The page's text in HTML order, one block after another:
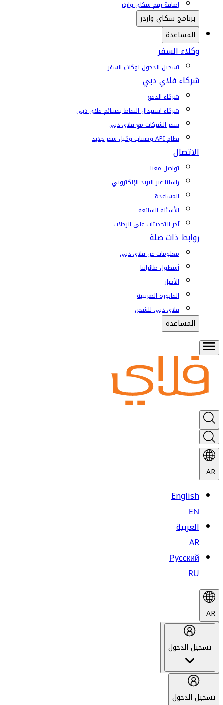
إضافة رقم سكاي واردز
برنامج سكاي واردز
المساعدة
وكلاء السفر
تسجيل الدخول لوكلاء السفر
شركاء فلاي دبي
شركاء الدفع
شركاء استبدال النقاط بقسائم فلاي دبي
سفر الشركات مع فلاي دبي
نظام API وحساب وكيل سفر جديد
الاتصال
تواصل معنا
راسلنا عبر البريد الإلكتروني
المساعدة
الأسئلة الشائعة
آخر التحديثات على الرحلات
روابط ذات صلة
معلومات عن فلاي دبي
أسطول طائراتنا
الأخبار
الفاتورة الضريبية
فلاي دبي للشحن
المساعدة
AR
English
EN
العربية
AR
Русский
RU
AR
تسجيل الدخول
تسجيل الدخول